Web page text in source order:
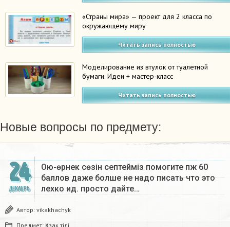
«Страны мира» — проект для 2 класса по
окружающему миру
Читать запись полностью
Моделирование из втулок от туалетной
бумаги. Идеи + мастер-класс
Читать запись полностью
Новые вопросы по предмету:
24
ДЕКАБРЬ
Ою-өрнек сөзін септеймiз помогите пж 60
баллов даже болше не надо писать что это
лехко ид. просто дайте…
Автор: vikakhachyk
Предмет: Қазақ тiлi